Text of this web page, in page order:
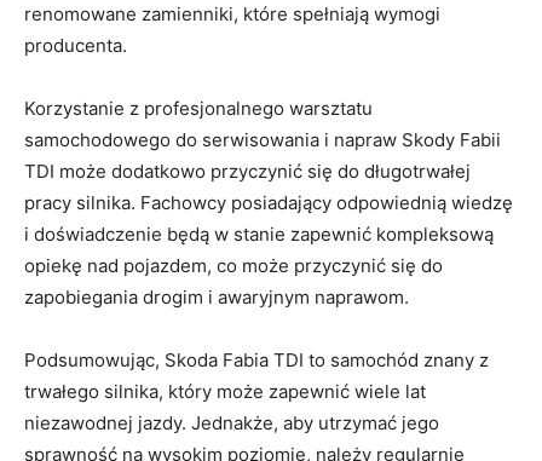
renomowane zamienniki, które‍ spełniają wymogi⁣
producenta.
Korzystanie z profesjonalnego warsztatu
samochodowego ‌do ⁢serwisowania i napraw ‍Skody Fabii​
TDI⁣ może dodatkowo przyczynić ⁢się‌ do‌ długotrwałej
pracy silnika. Fachowcy posiadający⁤ odpowiednią wiedzę
i doświadczenie‌ będą w stanie‌ zapewnić⁤ kompleksową‌
opiekę nad ‍pojazdem,‍ co​ może przyczynić się do ​
zapobiegania drogim i awaryjnym naprawom.
Podsumowując, Skoda Fabia TDI⁢ to samochód znany z
⁢trwałego silnika,⁣ który może zapewnić wiele lat
niezawodnej‌ jazdy. ⁢Jednakże,​ aby utrzymać jego
sprawność na ‌wysokim poziomie, należy​ regularnie‌